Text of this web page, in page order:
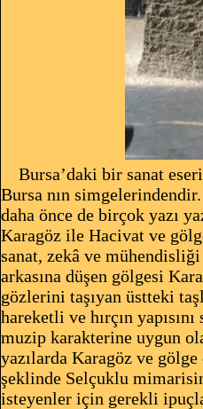
Bursa’daki bir sanat
Bursa nın
daha önce de birçok yazı
Karagöz ile Hacivat ve
sanat, zekâ ve
arkasına düşen gölgesi
gözlerini taşıyan üstteki
hareketli ve hırçın
muzip karakterine uygun
yazılarda Karagöz ve
şeklinde Selçuklu
isteyenler için gerekli